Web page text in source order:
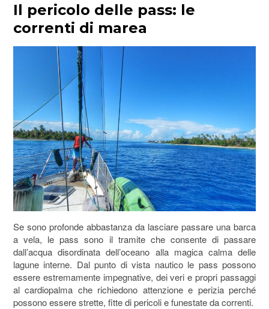
Il pericolo delle pass: le
correnti di marea
Se sono profonde abbastanza da lasciare passare una barca
a vela, le pass sono il tramite che consente di passare
dall’acqua disordinata dell’oceano alla magica calma delle
lagune interne. Dal punto di vista nautico le pass possono
essere estremamente impegnative, dei veri e propri passaggi
al cardiopalma che richiedono attenzione e perizia perché
possono essere strette, fitte di pericoli e funestate da correnti.